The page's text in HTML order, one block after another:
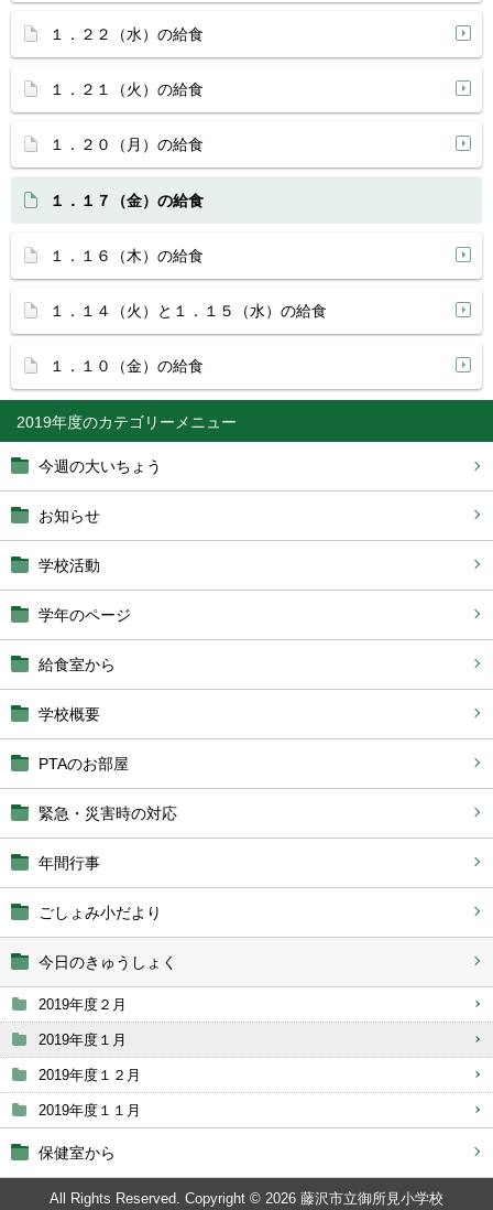
2019年度
今週の大いちょう
お知らせ
学校活動
学年のページ
給食室から
学校概要
PTAのお部屋
緊急・災害時の対応
年間行事
ごしょみ小だより
今日のきゅうしょく
2019年度２月
2019年度１月
2019年度１２月
2019年度１１月
保健室から
１．２２（水）の給食
１．２１（火）の給食
１．２０（月）の給食
１．１７（金）の給食
１．１６（木）の給食
１．１４（火）と１．１５（水）の給食
１．１０（金）の給食
All Rights Reserved. Copyright © 2026 藤沢市立御所見小学校